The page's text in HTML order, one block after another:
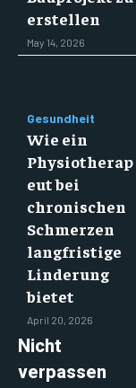
erstellen
May 14, 2026
Gesundheit
Wie ein
Physiotherap
eut bei
chronischen
Schmerzen
langfristige
Linderung
bietet
April 20, 2026
Nicht
verpassen